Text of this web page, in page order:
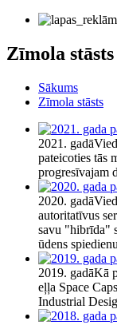
Zīmola stāsts
Sākums
Zīmola stāsts
2021. gadā
pateicoties tās
progresīvajam
2020. gadā
autoritatīvus
savu "hibrīda"
ūdens
2019. gadāKā
eļļa Space
Industrial